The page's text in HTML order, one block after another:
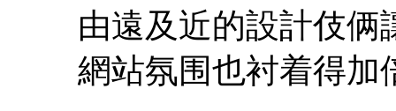
由遠及近的設計伎俩
網站氛围也衬着得加